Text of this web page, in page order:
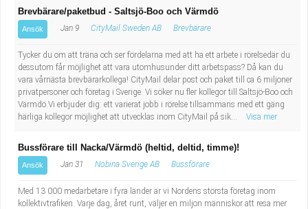
Brevbärare/paketbud - Saltsjö-Boo och Värmdö
Ansök Jan 9 CityMail Sweden AB Brevbärare
Tycker du om att träna och ser fördelarna med att ha ett arbete i rörelsedär du
dessutom får möjlighet att vara utomhusunder ditt arbetspass? Då kan du
vara vårnästa brevbärarkollega! CityMail delar post och paket till ca 6 miljoner
privatpersoner och företag i Sverige. Vi söker nu fler kollegor till Saltsjö-Boo och
Värmdö.Vi erbjuder dig: ett varierat jobb i rörelse tillsammans med ett gäng
härliga kollegor möjlighet att utvecklas inom CityMail på sik...
Visa mer
Bussförare till Nacka/Värmdö (heltid, deltid, timme)!
Ansök Jan 31 Nobina Sverige AB Bussförare
Med 13 000 medarbetare i fyra länder är vi Nordens största företag inom
kollektivtrafiken. Varje dag, året runt, väljer en miljon människor att resa mer